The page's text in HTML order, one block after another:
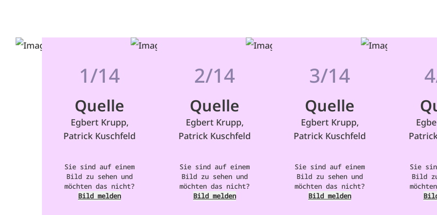
1/14
Quelle
Egbert Krupp,
Patrick Kuschfeld
Sie sind auf einem
Bild zu sehen und
möchten das nicht?
Bild melden
2/14
Quelle
Egbert Krupp,
Patrick Kuschfeld
Sie sind auf einem
Bild zu sehen und
möchten das nicht?
Bild melden
3/14
Quelle
Egbert Krupp,
Patrick Kuschfeld
Sie sind auf einem
Bild zu sehen und
möchten das nicht?
Bild melden
Sie
Bild